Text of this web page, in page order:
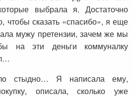
выбрала я. Достаточно
чтобы сказать «спасибо», я еще
мужу претензии, зачем же мы
на эти деньги коммуналку
стыдно… Я написала ему,
описала, сколько уже